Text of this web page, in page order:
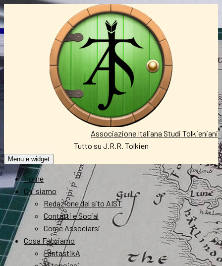
Vai
al
contenuto
Associazione Italiana Studi Tolkieniani
Tutto su J.R.R. Tolkien
Menu e widget
Home
Chi siamo
Redazione del sito AIST
Contatti e Social
Come Associarsi
Cosa Facciamo
FantastikA